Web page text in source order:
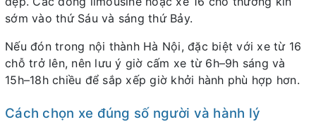
sớm vào thứ Sáu và sáng thứ Bảy.
Nếu đón trong nội thành Hà Nội, đặc biệt với xe từ 16
chỗ trở lên, nên lưu ý giờ cấm xe từ 6h–9h sáng và
15h–18h chiều để sắp xếp giờ khởi hành phù hợp hơn.
Cách chọn xe đúng số người và hành lý